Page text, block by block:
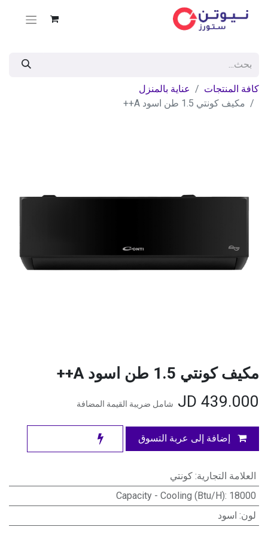
كافة المنتجات
عناية بالمنزل
مكيف كونتي 1.5 طن اسود A++
مكيف كونتي 1.5 طن اسود A++
439.000
شامل ضريبة القيمة المضافة
إضافة إلى عربة التسوق
العلامة التجارية: كونتي
Capacity - Cooling (Btu/H): 18000
لون: اسود